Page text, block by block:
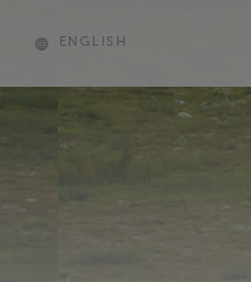
ENGLISH